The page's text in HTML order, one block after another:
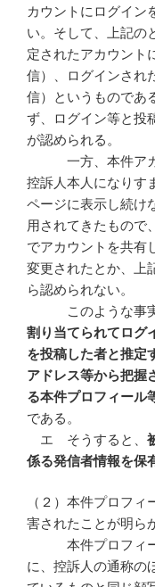
カウントにログイン
い。そして、上記の
定されたアカウント
信）、ログインされ
信）というものであ
ず、ログイン等と投
が認められる。
一方、本件アカ
控訴人本人になりす
ページに表示し続け
用されてきたもので
でアカウントを共有
変更されたとか、上
ら認められない。
このような事実
割り当てられてログ
を投稿した者と推定
アドレス等から把握
る本件プロフィール
である。
エ そうすると、
係る発信者情報を保
（２）本件プロフ
害されたことが明ら
本件プロフィー
に、控訴人の通称の